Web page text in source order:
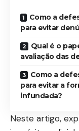
Como a
para evitar
Qual é o
avaliação das
Como a
para evitar a
infundada?
Neste artigo,